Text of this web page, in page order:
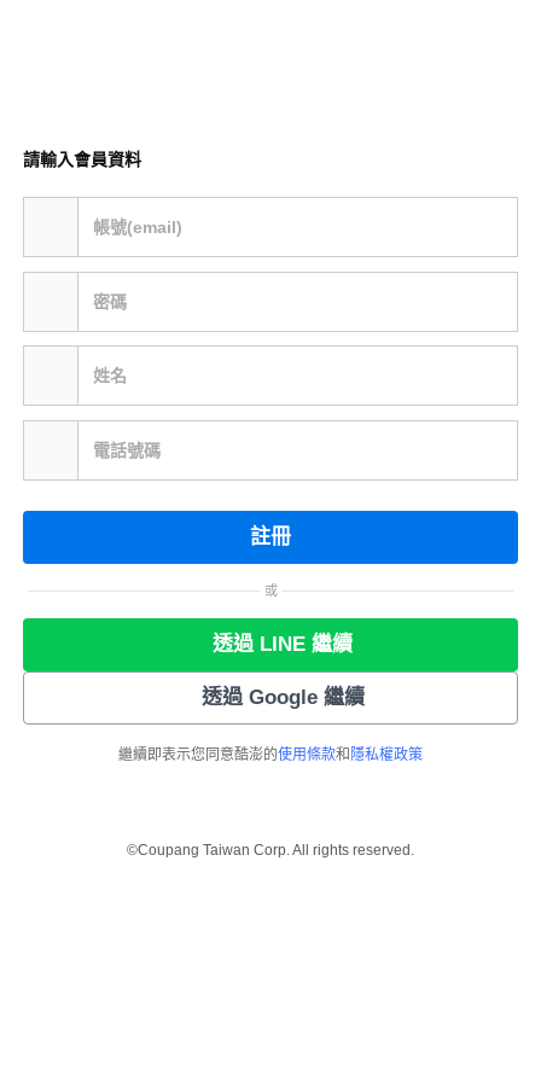
請輸入會員資料
帳號(email)
密碼
姓名
電話號碼
註冊
或
透過 LINE 繼續
透過 Google 繼續
繼續即表示您同意酷澎的使用條款和 隱私權政策
©Coupang Taiwan Corp. All rights reserved.